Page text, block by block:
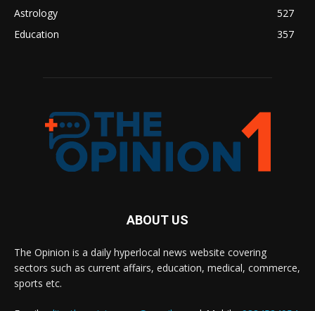
Astrology
527
Education
357
ABOUT US
The Opinion is a daily hyperlocal news website covering
sectors such as current affairs, education, medical, commerce,
sports etc.